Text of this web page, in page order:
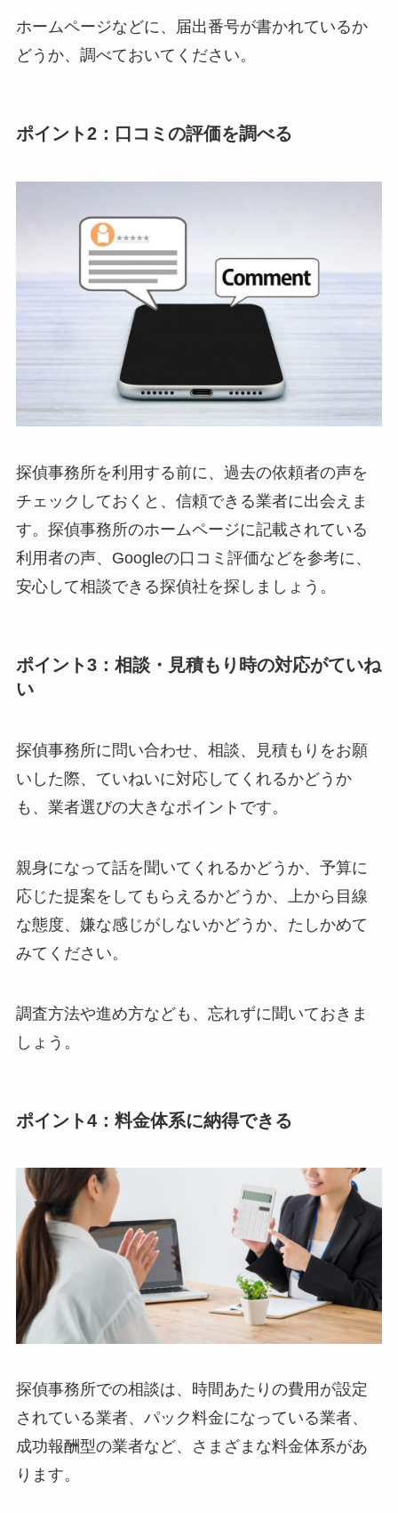
ホームページなどに、届出番号が書かれているか
どうか、調べておいてください。
ポイント2：口コミの評価を調べる
探偵事務所を利用する前に、過去の依頼者の声を
チェックしておくと、信頼できる業者に出会えま
す。探偵事務所のホームページに記載されている
利用者の声、Googleの口コミ評価などを参考に、
安心して相談できる探偵社を探しましょう。
ポイント3：相談・見積もり時の対応がていね
い
探偵事務所に問い合わせ、相談、見積もりをお願
いした際、ていねいに対応してくれるかどうか
も、業者選びの大きなポイントです。
親身になって話を聞いてくれるかどうか、予算に
応じた提案をしてもらえるかどうか、上から目線
な態度、嫌な感じがしないかどうか、たしかめて
みてください。
調査方法や進め方なども、忘れずに聞いておきま
しょう。
ポイント4：料金体系に納得できる
探偵事務所での相談は、時間あたりの費用が設定
されている業者、パック料金になっている業者、
成功報酬型の業者など、さまざまな料金体系があ
ります。